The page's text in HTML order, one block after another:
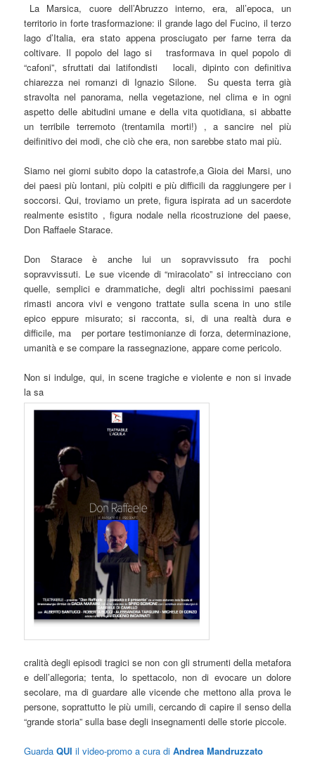
La Marsica, cuore dell’Abruzzo interno, era, all’epoca, un
territorio in forte trasformazione: il grande lago del Fucino, il terzo
lago d’Italia, era stato appena prosciugato per farne terra da
coltivare. Il popolo del lago si trasformava in quel popolo di
“cafoni”, sfruttati dai latifondisti locali, dipinto con definitiva
chiarezza nei romanzi di Ignazio Silone. Su questa terra già
stravolta nel panorama, nella vegetazione, nel clima e in ogni
aspetto delle abitudini umane e della vita quotidiana, si abbatte
un terribile terremoto (trentamila morti!) , a sancire nel più
deifinitivo dei modi, che ciò che era, non sarebbe stato mai più.
Siamo nei giorni subito dopo la catastrofe,a Gioia dei Marsi, uno
dei paesi più lontani, più colpiti e più difficili da raggiungere per i
soccorsi. Qui, troviamo un prete, figura ispirata ad un sacerdote
realmente esistito , figura nodale nella ricostruzione del paese,
Don Raffaele Starace.
Don Starace è anche lui un sopravvissuto fra pochi
sopravvissuti. Le sue vicende di “miracolato” si intrecciano con
quelle, semplici e drammatiche, degli altri pochissimi paesani
rimasti ancora vivi e vengono trattate sulla scena in uno stile
epico eppure misurato; si racconta, si, di una realtà dura e
difficile, ma per portare testimonianze di forza, determinazione,
umanità e se compare la rassegnazione, appare come pericolo.
Non si indulge, qui, in scene tragiche e violente e non si invade
la sa
cralità degli episodi tragici se non con gli strumenti della metafora
e dell’allegoria; tenta, lo spettacolo, non di evocare un dolore
secolare, ma di guardare alle vicende che mettono alla prova le
persone, soprattutto le più umili, cercando di capire il senso della
“grande storia” sulla base degli insegnamenti delle storie piccole.
Guarda QUI il video-promo a cura diAndrea Mandruzzato